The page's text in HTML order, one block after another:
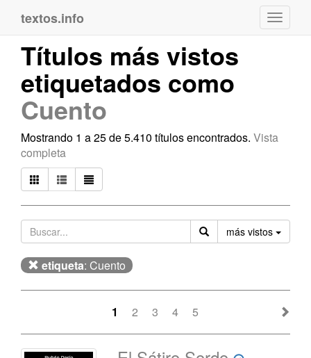
textos.info
Títulos más vistos
etiquetados como
Cuento
Mostrando 1 a 25 de 5.410 títulos encontrados. Vista
completa
más vistos
etiqueta: Cuento
1 2 3 4 5